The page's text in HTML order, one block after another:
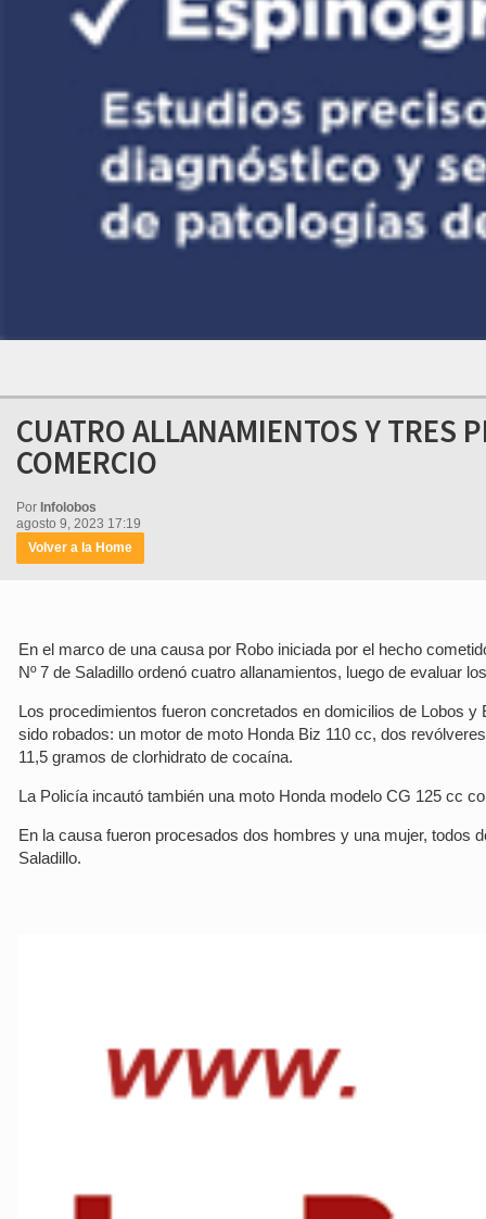
CUATRO ALLANAMIENTOS Y TRES
COMERCIO
Por Infolobos
agosto 9, 2023 17:19
Volver a la Home
En el marco de una causa por Robo iniciada por el hecho
Nº 7 de Saladillo ordenó cuatro allanamientos, luego de evaluar
Los procedimientos fueron concretados en domicilios de Lobos
sido robados: un motor de moto Honda Biz 110 cc, dos
11,5 gramos de clorhidrato de cocaína.
La Policía incautó también una moto Honda modelo CG 125 cc
En la causa fueron procesados dos hombres y una mujer, todos
Saladillo.